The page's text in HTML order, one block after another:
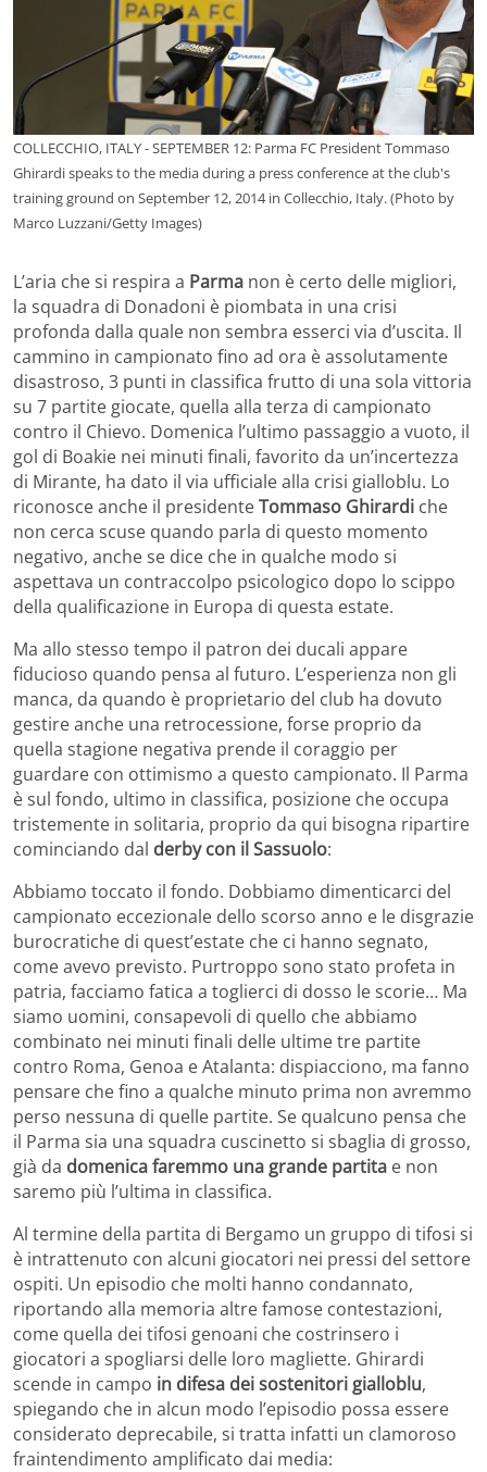
COLLECCHIO, ITALY - SEPTEMBER 12: Parma FC President Tommaso
Ghirardi speaks to the media during a press conference at the club's
training ground on September 12, 2014 in Collecchio, Italy. (Photo by
Marco Luzzani/Getty Images)
L’aria che si respira a Parma non è certo delle migliori,
la squadra di Donadoni è piombata in una crisi
profonda dalla quale non sembra esserci via d’uscita. Il
cammino in campionato fino ad ora è assolutamente
disastroso, 3 punti in classifica frutto di una sola vittoria
su 7 partite giocate, quella alla terza di campionato
contro il Chievo. Domenica l’ultimo passaggio a vuoto, il
gol di Boakie nei minuti finali, favorito da un’incertezza
di Mirante, ha dato il via ufficiale alla crisi gialloblu. Lo
riconosce anche il presidenteTommaso Ghirardi che
non cerca scuse quando parla di questo momento
negativo, anche se dice che in qualche modo si
aspettava un contraccolpo psicologico dopo lo scippo
della qualificazione in Europa di questa estate.
Ma allo stesso tempo il patron dei ducali appare
fiducioso quando pensa al futuro. L’esperienza non gli
manca, da quando è proprietario del club ha dovuto
gestire anche una retrocessione, forse proprio da
quella stagione negativa prende il coraggio per
guardare con ottimismo a questo campionato. Il Parma
è sul fondo, ultimo in classifica, posizione che occupa
tristemente in solitaria, proprio da qui bisogna ripartire
cominciando dal derby con il Sassuolo:
Abbiamo toccato il fondo. Dobbiamo dimenticarci del
campionato eccezionale dello scorso anno e le disgrazie
burocratiche di quest’estate che ci hanno segnato,
come avevo previsto. Purtroppo sono stato profeta in
patria, facciamo fatica a toglierci di dosso le scorie… Ma
siamo uomini, consapevoli di quello che abbiamo
combinato nei minuti finali delle ultime tre partite
contro Roma, Genoa e Atalanta: dispiacciono, ma fanno
pensare che fino a qualche minuto prima non avremmo
perso nessuna di quelle partite. Se qualcuno pensa che
il Parma sia una squadra cuscinetto si sbaglia di grosso,
già da domenica faremmo una grande partita e non
saremo più l’ultima in classifica.
Al termine della partita di Bergamo un gruppo di tifosi si
è intrattenuto con alcuni giocatori nei pressi del settore
ospiti. Un episodio che molti hanno condannato,
riportando alla memoria altre famose contestazioni,
come quella dei tifosi genoani che costrinsero i
giocatori a spogliarsi delle loro magliette. Ghirardi
scende in campo in difesa dei sostenitori gialloblu,
spiegando che in alcun modo l’episodio possa essere
considerato deprecabile, si tratta infatti un clamoroso
fraintendimento amplificato dai media: